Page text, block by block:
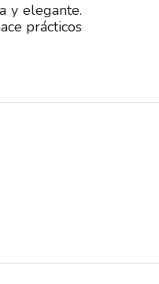
y elegante.
prácticos